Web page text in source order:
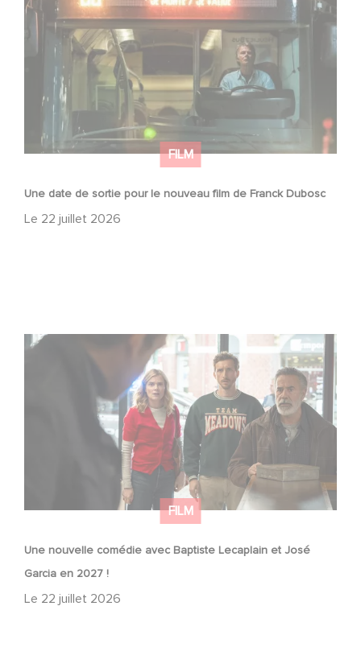
FILM
Une date de sortie pour le nouveau film de Franck Dubosc
Le 22 juillet 2026
Dubosc
FILM
Une nouvelle comédie avec Baptiste Lecaplain et José
Garcia en 2027 !
Le 22 juillet 2026
Une nouvelle comédie avec Baptiste Lecaplain et José
Garcia en 2027 !